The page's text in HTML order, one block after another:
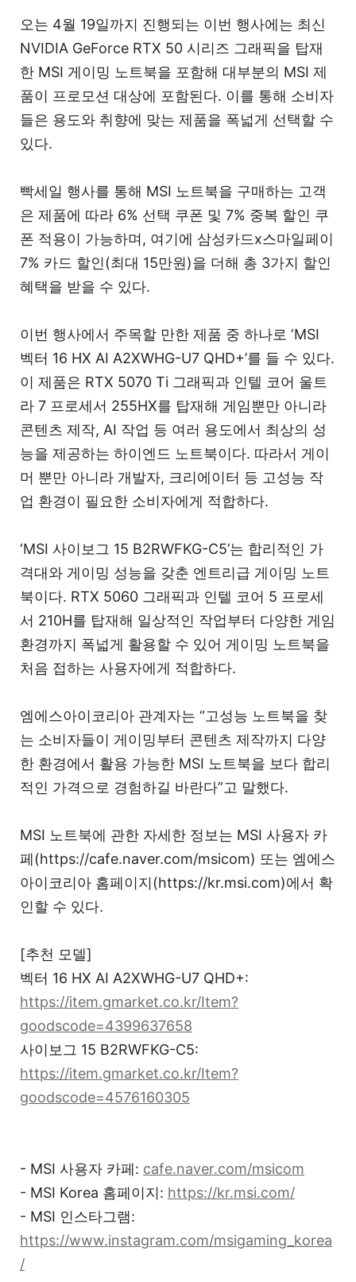
오는 4월 19일까지 진행되는 이번 행사에는 최신
NVIDIA GeForce RTX 50 시리즈 그래픽을 탑재
한 MSI 게이밍 노트북을 포함해 대부분의 MSI 제
품이 프로모션 대상에 포함된다. 이를 통해 소비자
들은 용도와 취향에 맞는 제품을 폭넓게 선택할 수
있다.
빡세일 행사를 통해 MSI 노트북을 구매하는 고객
은 제품에 따라 6% 선택 쿠폰 및 7% 중복 할인 쿠
폰 적용이 가능하며, 여기에 삼성카드x스마일페이
7% 카드 할인(최대 15만원)을 더해 총 3가지 할인
혜택을 받을 수 있다.
이번 행사에서 주목할 만한 제품 중 하나로 ‘MSI
벡터 16 HX AI A2XWHG-U7 QHD+’를 들 수 있다.
이 제품은 RTX 5070 Ti 그래픽과 인텔 코어 울트
라 7 프로세서 255HX를 탑재해 게임뿐만 아니라
콘텐츠 제작, AI 작업 등 여러 용도에서 최상의 성
능을 제공하는 하이엔드 노트북이다. 따라서 게이
머 뿐만 아니라 개발자, 크리에이터 등 고성능 작
업 환경이 필요한 소비자에게 적합하다.
‘MSI 사이보그 15 B2RWFKG-C5’는 합리적인 가
격대와 게이밍 성능을 갖춘 엔트리급 게이밍 노트
북이다. RTX 5060 그래픽과 인텔 코어 5 프로세
서 210H를 탑재해 일상적인 작업부터 다양한 게임
환경까지 폭넓게 활용할 수 있어 게이밍 노트북을
처음 접하는 사용자에게 적합하다.
엠에스아이코리아 관계자는 “고성능 노트북을 찾
는 소비자들이 게이밍부터 콘텐츠 제작까지 다양
한 환경에서 활용 가능한 MSI 노트북을 보다 합리
적인 가격으로 경험하길 바란다”고 말했다.
MSI 노트북에 관한 자세한 정보는 MSI 사용자 카
페(https://cafe.naver.com/msicom) 또는 엠에스
아이코리아 홈페이지(https://kr.msi.com)에서 확
인할 수 있다.
[추천 모델]
벡터 16 HX AI A2XWHG-U7 QHD+:
https://item.gmarket.co.kr/Item?
goodscode=4399637658
사이보그 15 B2RWFKG-C5:
https://item.gmarket.co.kr/Item?
goodscode=4576160305
- MSI 사용자 카페: cafe.naver.com/msicom
- MSI Korea 홈페이지: https://kr.msi.com/
- MSI 인스타그램:
https://www.instagram.com/msigaming_korea
/